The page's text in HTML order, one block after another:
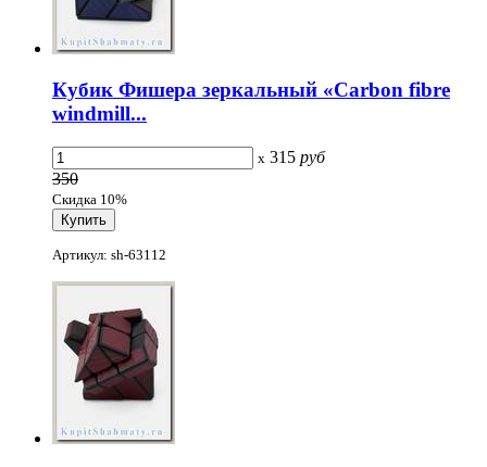
Кубик Фишера зеркальный «Carbon fibre
windmill...
x 315 руб
350
Скидка 10%
Артикул: sh-63112